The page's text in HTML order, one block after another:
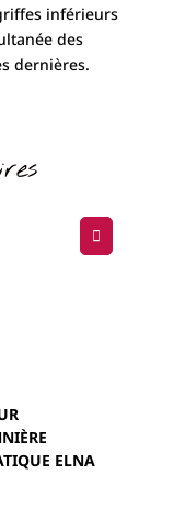
inférieurs
des
dernières.
ELNA